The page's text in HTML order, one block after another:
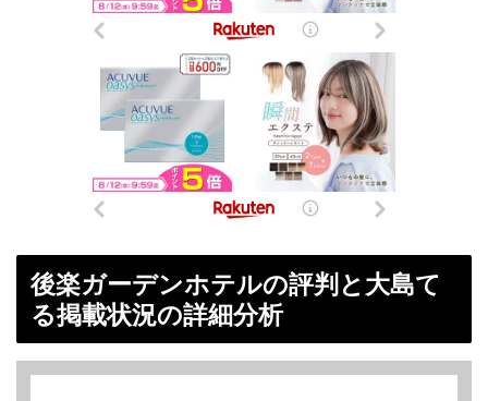
後楽ガーデンホテルの評判と大島て
る掲載状況の詳細分析